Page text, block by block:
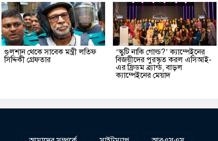
গুলশান থেকে সাবেক মন্ত্রী লতিফ
সিদ্দিকী গ্রেফতার
‘স্কুটি নাকি গোল্ড?’ ক্যাম্পেইনের
বিজয়ীদের পুরস্কৃত করল এসিআই-
এর ফ্রিডম ব্র্যান্ড, বাড়ল
ক্যাম্পেইনের মেয়াদ